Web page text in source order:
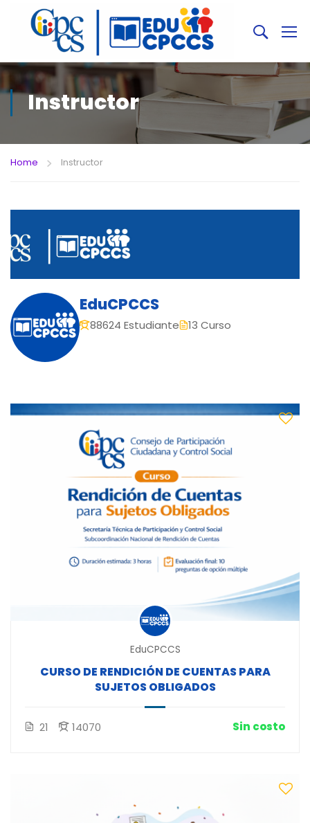
Instructor
Home Instructor
EduCPCCS
88624 Estudiante 13 Curso
EduCPCCS
CURSO DE RENDICIÓN DE CUENTAS PARA
SUJETOS OBLIGADOS
21 14070 Sin costo